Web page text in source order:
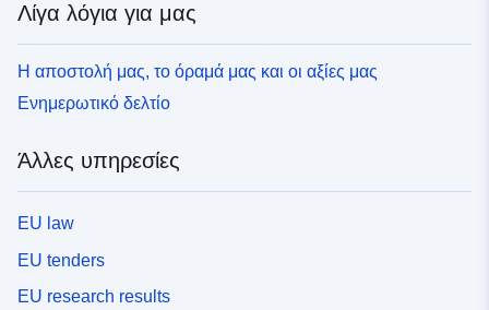
Λίγα λόγια για μας
Η αποστολή μας, το όραμά μας και οι αξίες μας
Ενημερωτικό δελτίο
Άλλες υπηρεσίες
EU law
EU tenders
EU research results